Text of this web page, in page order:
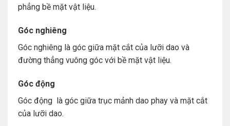
phẳng bề mặt vật liệu.
Góc nghiêng
Góc nghiêng là góc giữa mặt cắt của lưỡi dao và
đường thẳng vuông góc với bề mặt vật liệu.
Góc động
Góc động là góc giữa trục mảnh dao phay và mặt cắt
của lưỡi dao.